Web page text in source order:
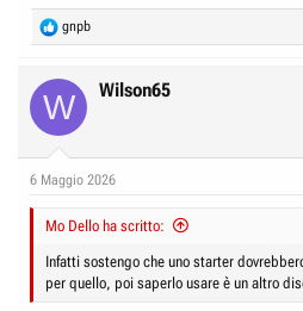
R
e
t
s
gnpb
W Wilson65
6 Maggio 2026
Mo Dello ha scritto:
Infatti sostengo che uno starter
per quello, poi saperlo usare è un altro